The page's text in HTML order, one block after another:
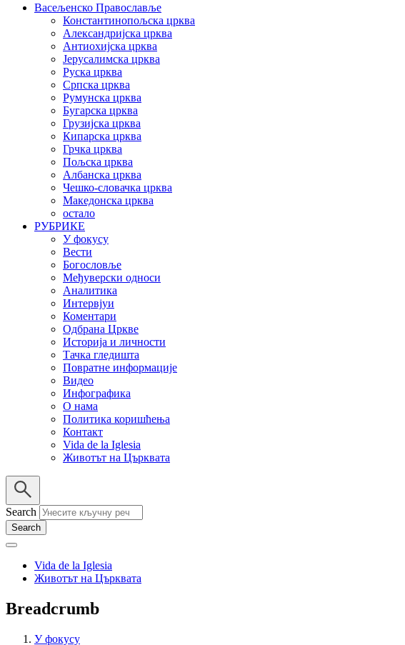
Васељенско Православље
Константинопољска црква
Александријска црква
Антиохијска црква
Јерусалимска црква
Руска црква
Српска црква
Румунска црква
Бугарска црква
Грузијска црква
Кипарска црква
Грчка црква
Пољска црква
Албанска црква
Чешко-словачка црква
Македонска црква
остало
РУБРИКЕ
У фокусу
Вести
Богословље
Међуверски односи
Аналитика
Интервјуи
Коментари
Одбрана Цркве
Историја и личности
Тачка гледишта
Повратне информације
Видео
Инфографика
О нама
Политика коришћења
Контакт
Vida de la Iglesia
Животът на Църквата
Search
Vida de la Iglesia
Животът на Църквата
Breadcrumb
У фокусу